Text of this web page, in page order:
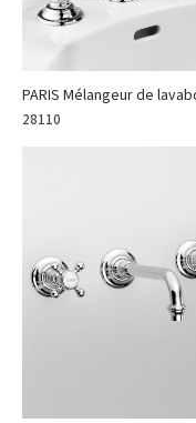
PARIS Mélangeur de
28110